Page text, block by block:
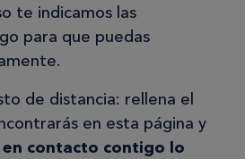
te indicamos las
para que puedas
de distancia: rellena el
en esta página y
contacto contigo lo